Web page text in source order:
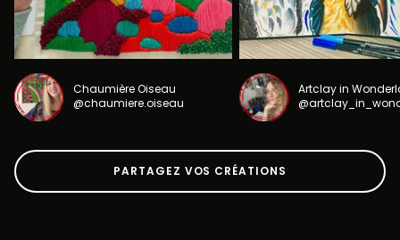
Chaumière Oiseau
@chaumiere.oiseau
Artclay in
PARTAGEZ VOS CRÉATIONS